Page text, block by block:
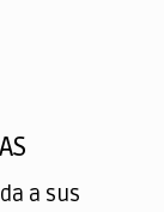
a sus